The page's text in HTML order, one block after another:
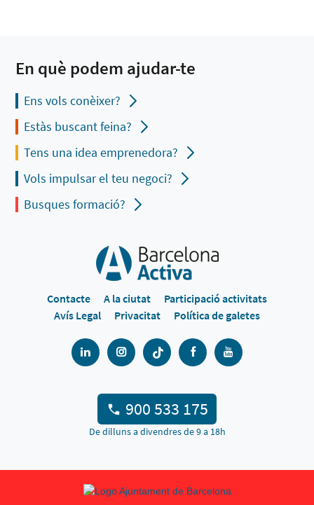
En què podem ajudar-te
Ens vols conèixer?
Estàs buscant feina?
Tens una idea emprenedora?
Vols impulsar el teu negoci?
Busques formació?
Contacte A la ciutat
Participació activitats
Avís Legal
Privacitat Política de galetes
900 533 175
De dilluns a divendres de 9 a 18h